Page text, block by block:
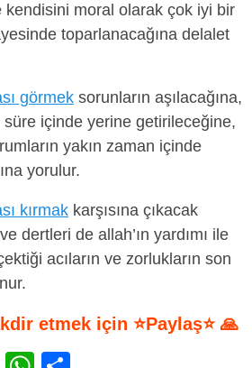
kendisini moral olarak çok iyi bir
toparlanacağına delalet
görmek sorunların aşılacağına,
süre içinde yerine getirileceğine,
yakın zaman içinde
yorulur.
kırmak karşısına çıkacak
dertleri de allah’ın yardımı ile
acıların ve zorlukların son
etmek için ⭐Paylaş⭐ 🙏